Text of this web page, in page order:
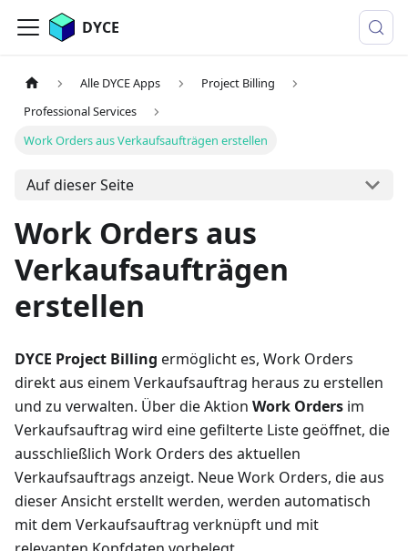
DYCE
Alle DYCE Apps
Project Billing
Professional Services
Work Orders aus Verkaufsaufträgen erstellen
Auf dieser Seite
Work Orders aus
Verkaufsaufträgen
erstellen
DYCE Project Billing ermöglicht es, Work Orders
direkt aus einem Verkaufsauftrag heraus zu erstellen
und zu verwalten. Über die Aktion Work Orders im
Verkaufsauftrag wird eine gefilterte Liste geöffnet, die
ausschließlich Work Orders des aktuellen
Verkaufsauftrags anzeigt. Neue Work Orders, die aus
dieser Ansicht erstellt werden, werden automatisch
mit dem Verkaufsauftrag verknüpft und mit